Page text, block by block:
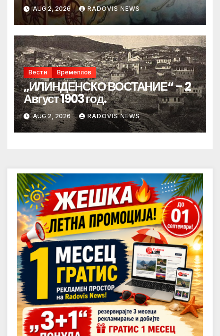
AUG 2, 2026 RADOVIS NEWS
Вести Времеплов
„ИЛИНДЕНСКО ВОСТАНИЕ“ – 2
Август 1903 год.
AUG 2, 2026 RADOVIS NEWS